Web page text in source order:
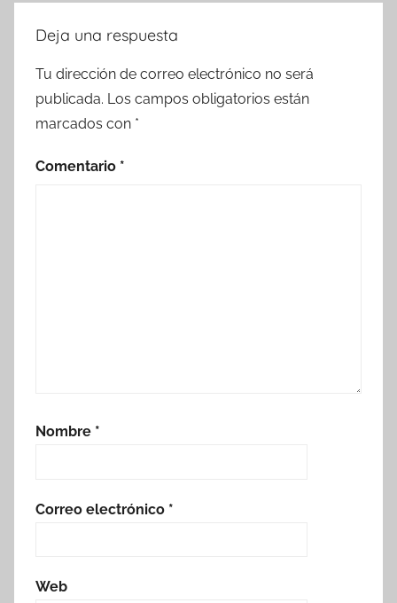
Deja una respuesta
Tu dirección de correo electrónico no será
publicada. Los campos obligatorios están
marcados con *
Comentario *
Nombre *
Correo electrónico *
Web